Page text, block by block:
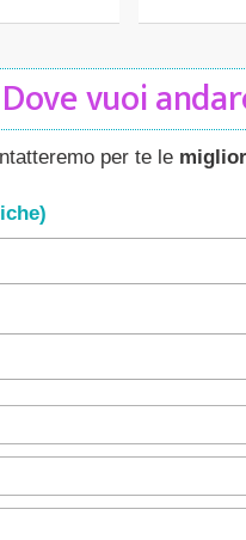
Dove vuoi
per te le
)